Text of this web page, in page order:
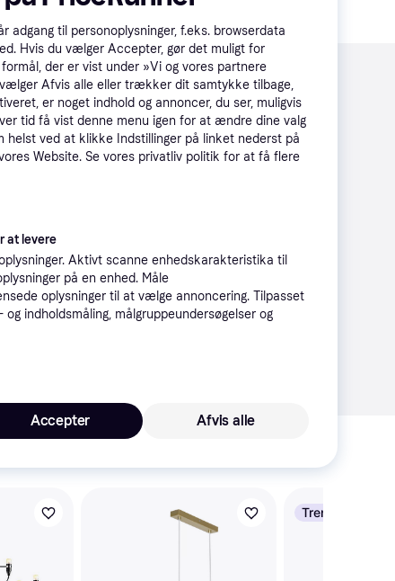
Promoveret
Fri fragt,2-3 dage 3.412 kr.
Eller 1.137 kr./md.
Laveste pris·Fri fragt,4-5 dage
Eller 1.137 kr./md.
Trender
adgang til personoplysninger, f.eks. browserdata
Hvis du vælger Accepter, gør det muligt for
der er vist under »Vi og vores partnere
Afvis alle eller trækker dit samtykke tilbage,
er noget indhold og annoncer, du ser, muligvis
tid få vist denne menu igen for at ændre dine valg
ved at klikke Indstillinger på linket nederst på
Website. Se vores privatliv politik for at få flere
at levere
Aktivt scanne enhedskarakteristika til
på en enhed. Måle
oplysninger til at vælge annoncering. Tilpasset
indholdsmåling, målgruppeundersøgelser og
Afvis alle
Accepter